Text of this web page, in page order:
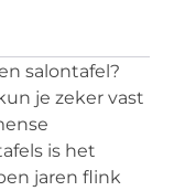
salontafel?
je zeker vast
is het
jaren flink